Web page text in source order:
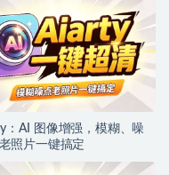
：AI 图像增强，模糊、噪
照片一键搞定